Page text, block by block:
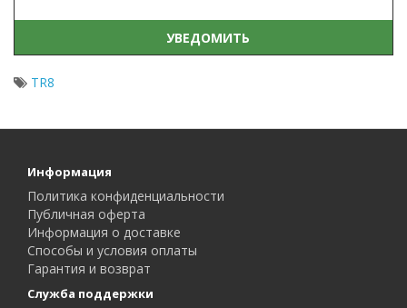
УВЕДОМИТЬ
TR8
Информация
Политика конфиденциальности
Публичная оферта
Информация о доставке
Способы и условия оплаты
Гарантия и возврат
Служба поддержки